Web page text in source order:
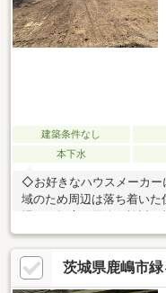
建築条件なし
本下水
◇お好きなハウスメーカ
域のため周辺は落ち着い
りある住まいづくりに適
パート計画にもおすすめ
姿でのお引渡し・境界につ
道路と敷地の一部に高低
茨城県鹿嶋市